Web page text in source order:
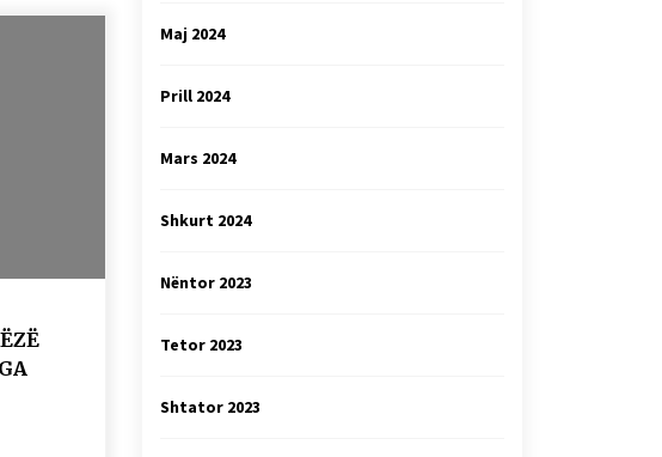
Maj 2024
Prill 2024
Mars 2024
Shkurt 2024
Nëntor 2023
Tetor 2023
Shtator 2023